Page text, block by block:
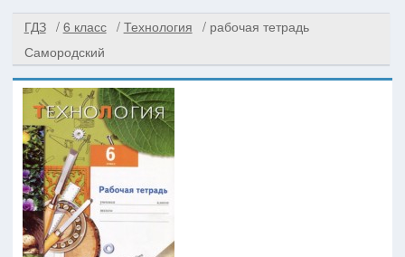
ГДЗ 6 класс Технология
рабочая тетрадь
Самородский